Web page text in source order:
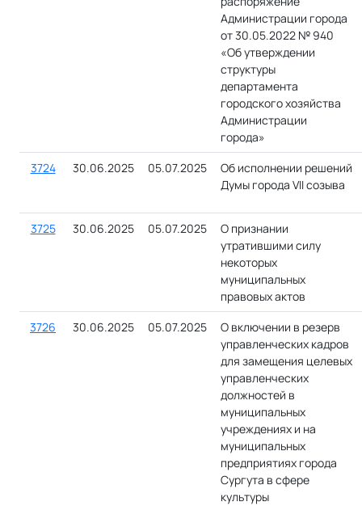
Администрации города
от 30.05.2022 № 940
«Об утверждении
структуры
департамента
городского хозяйства
Администрации
города»
3724
30.06.2025 05.07.2025
Об исполнении решений
Думы города VII созыва
3725 30.06.2025 05.07.2025
О признании
утратившими силу
некоторых
муниципальных
правовых актов
3726
30.06.2025 05.07.2025
О включении в резерв
управленческих кадров
для замещения целевых
управленческих
должностей в
муниципальных
учреждениях и на
муниципальных
предприятиях города
Сургута в сфере
культуры